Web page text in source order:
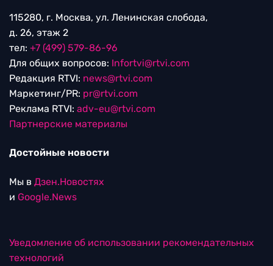
115280, г. Москва, ул. Ленинская слобода,
д. 26, этаж 2
тел: +7 (499) 579-86-96
Для общих вопросов: Infortvi@rtvi.com
Редакция RTVI: news@rtvi.com
Маркетинг/PR: pr@rtvi.com
Реклама RTVI: adv-eu@rtvi.com
Партнерские материалы
Достойные новости
Мы в Дзен.Новостях
и Google.News
Уведомление об использовании рекомендательных
технологий